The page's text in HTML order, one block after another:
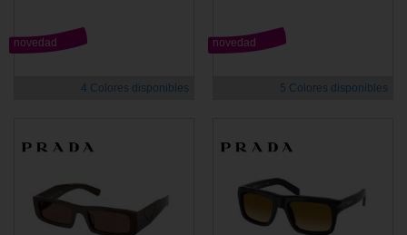
novedad
4 Colores disponibles
novedad
5 Colores disponibles